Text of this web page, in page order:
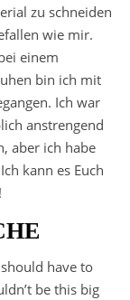
zu schneiden
wie mir.
einem
bin ich mit
Ich war
anstrengend
aber ich habe
kann es Euch
have to
be this big